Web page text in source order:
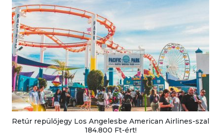
Retúr repülőjegy Los Angelesbe American Airlines-szal
184.800 Ft-ért!